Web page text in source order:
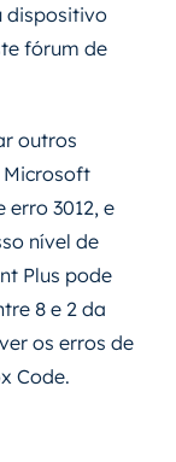
dispositivo
fórum de
outros
Microsoft
3012, e
nível de
Plus pode
8 e 2 da
os erros de
Code.